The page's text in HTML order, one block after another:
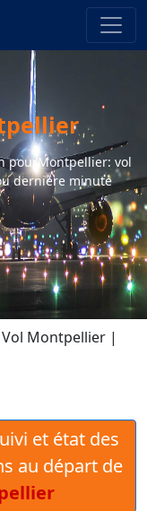
pourMontpellier: vol
dernière minute
Vol Montpellier |
et état des
au départ de